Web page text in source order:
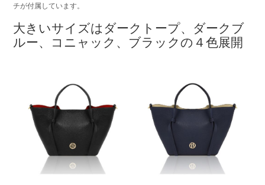
チが付属しています。
大きいサイズはダークトープ、ダークブ
ルー、コニャック、ブラックの４色展開